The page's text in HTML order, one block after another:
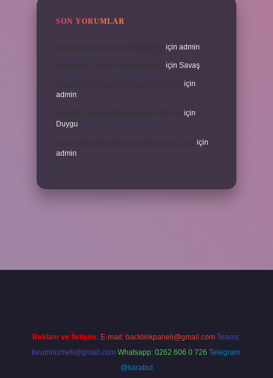
SON YORUMLAR
için admin
için Savaş
için
admin
için
Duygu
için
admin
Reklam ve İletişim: E-mail: backlinkpaneli@gmail.com Teams:
forumhizmeti@gmail.com Whatsapp: 0262 606 0 726 Telegram:
@karabul